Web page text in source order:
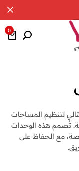
0
لتنظيم المساحات
تُصمم هذه الوحدات
مع الحفاظ على